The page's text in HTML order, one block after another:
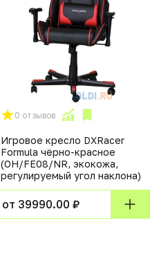
0 отзывов
Игровое кресло DXRacer
Formula чёрно-красное
(OH/FE08/NR, экокожа,
регулируемый угол наклона)
от 39990.00 ₽